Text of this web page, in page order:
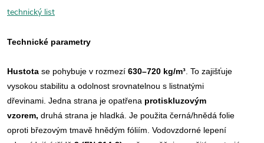
technický list
Technické parametry
Hustota se pohybuje v rozmezí 630–720 kg/m³ . To zajišťuje
vysokou stabilitu a odolnost srovnatelnou s listnatými
dřevinami. Jedna strana je opatřena protiskluzovým
vzorem, druhá strana je hladká. Je použita černá/hnědá folie
oproti březovým tmavě hnědým fóliím. Vodovzdorné lepení